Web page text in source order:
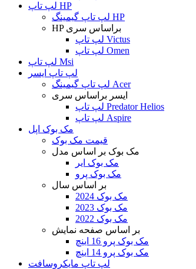
لپ تاپ HP
لپ تاپ گیمینگ HP
HP براساس سری
لپ تاپ Victus
لپ تاپ Omen
لپ تاپ Msi
لپ تاپ ایسر
لپ تاپ گیمینگ Acer
ایسر براساس سری
لپ تاپ Predator Helios
لپ تاپ Aspire
مک بوک اپل
قیمت مک بوک
مک بوک بر اساس مدل
مک بوک ایر
مک بوک پرو
بر اساس سال
مک بوک 2024
مک بوک 2023
مک بوک 2022
بر اساس صفحه نمایش
مک بوک پرو 16 اینچ
مک بوک پرو 14 اینچ
لپ تاپ مایکروسافت